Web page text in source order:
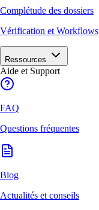
Complétude des dossiers
Vérification et Workflows
Ressources
Aide et Support
FAQ
Questions fréquentes
Blog
Actualités et conseils